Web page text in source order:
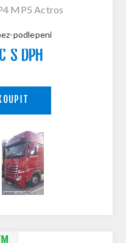
MP5 Actros
podlepeni
S DPH